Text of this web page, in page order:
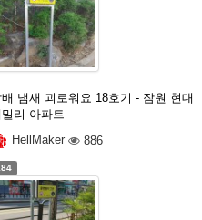
배 냄새 괴로워요 18호기 - 잠원 현대
리 아파트
HellMaker
886